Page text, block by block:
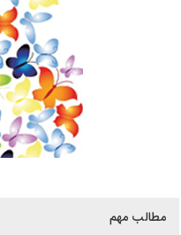
مطالب مهم